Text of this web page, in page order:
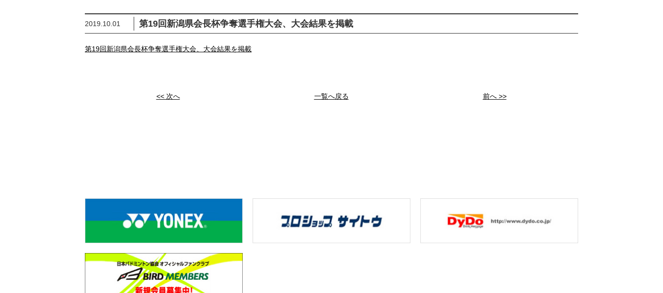
2019.10.01 第19回新潟県会長杯争奪選手権大会、大会結果を掲載
第19回新潟県会長杯争奪選手権大会、大会結果を掲載
<< 次へ 一覧へ戻る 前へ >>